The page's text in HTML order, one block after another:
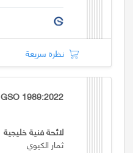
نظرة سريعة
GSO 1989:2022
لائحة فنية خليجية
ثمار الكيوي